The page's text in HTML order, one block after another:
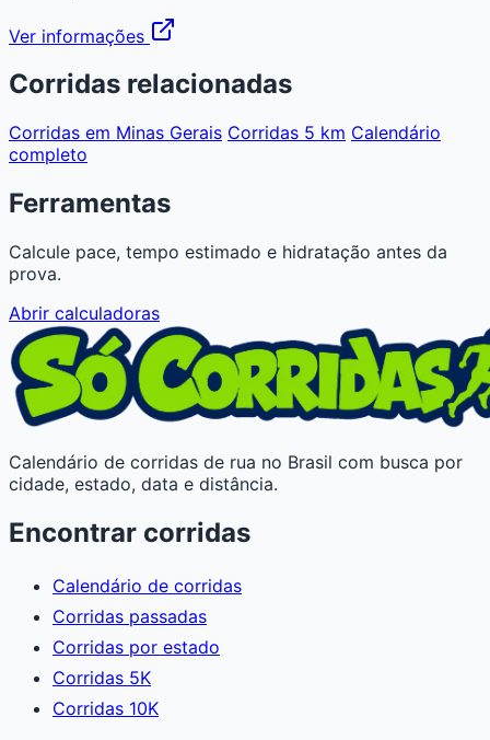
Ver informações
Corridas relacionadas
Corridas em Minas Gerais Corridas 5 km Calendário
completo
Ferramentas
Calcule pace, tempo estimado e hidratação antes da
prova.
Abrir calculadoras
Calendário de corridas de rua no Brasil com busca por
cidade, estado, data e distância.
Encontrar corridas
Calendário de corridas
Corridas passadas
Corridas por estado
Corridas 5K
Corridas 10K